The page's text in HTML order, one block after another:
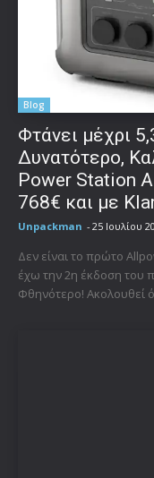
Blog
Φτάνει μέχρι
Δυνατότερο,
Power Station
768€ και με
Unpackman - 25 Ιουλίου
Δεν είναι το πρώτο
έχω την 2η έκδοση του
Φθηνότερο! Ακολουθεί